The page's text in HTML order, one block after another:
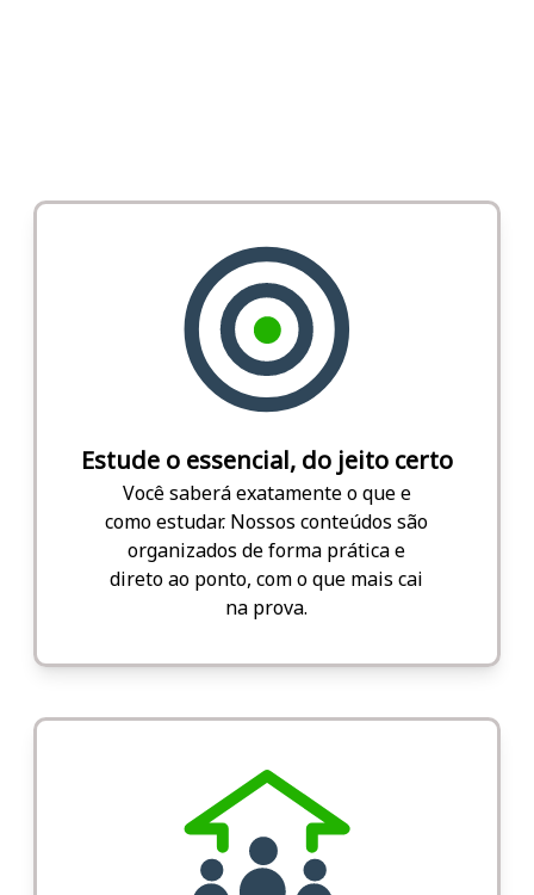
Estude o essencial, do jeito certo
Você saberá exatamente o que e
como estudar. Nossos conteúdos são
organizados de forma prática e
direto ao ponto, com o que mais cai
na prova.